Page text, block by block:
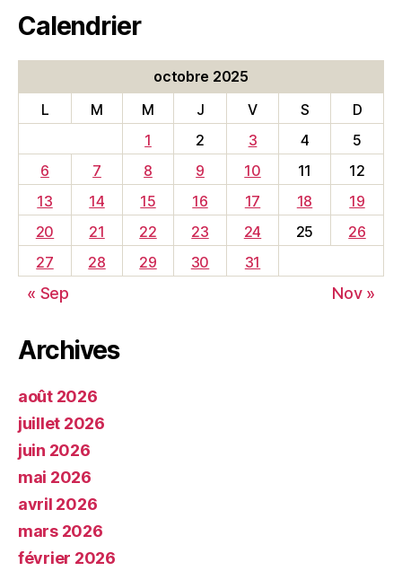
Calendrier
octobre 2025
L
M M J V S
D
1
2 3 4
5
6
7 8 9 10 11
12
13
14 15 16 17 18
19
20
21 22 23 24 25
26
27
28 29 30 31
« Sep Nov »
Archives
août 2026
juillet 2026
juin 2026
mai 2026
avril 2026
mars 2026
février 2026